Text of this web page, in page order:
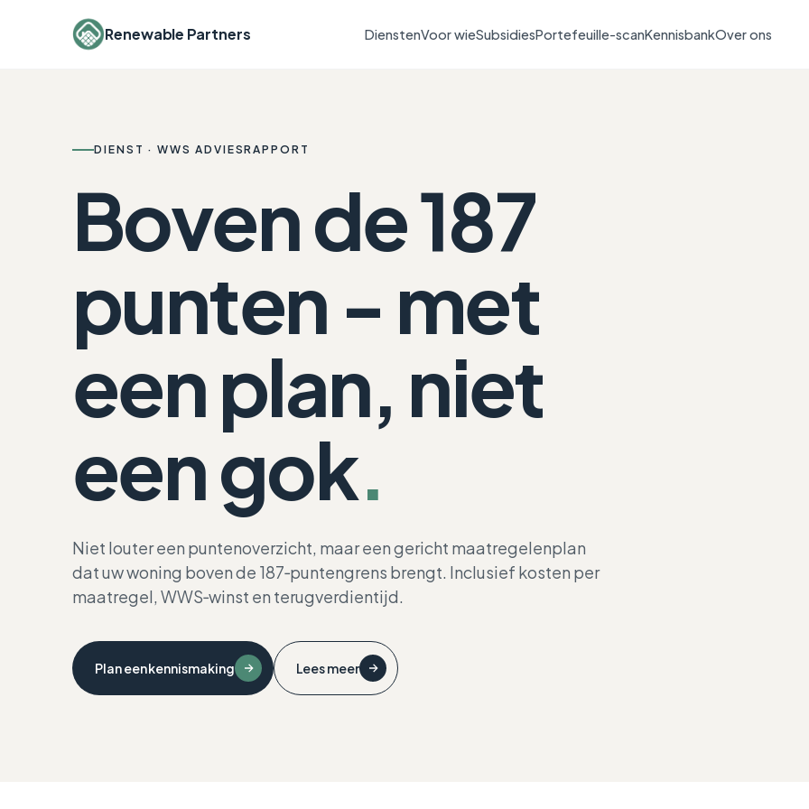
Renewable Partners DienstenVoor wieSubsidiesPortefeuille-scanKennisbankOver ons
DIENST · WWS ADVIESRAPPORT
Boven de 187
punten - met
een plan, niet
een gok.
Niet louter een puntenoverzicht, maar een gericht maatregelenplan
dat uw woning boven de 187‑puntengrens brengt. Inclusief kosten per
maatregel, WWS‑winst en terugverdientijd.
Plan een kennismaking Lees meer